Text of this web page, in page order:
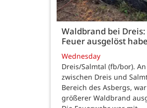
Waldbrand bei
Feuer ausgelöst
Wednesday
Dreis/Salmtal (fb/bor). An
zwischen Dreis und
Bereich des Asbergs,
größerer Waldbrand